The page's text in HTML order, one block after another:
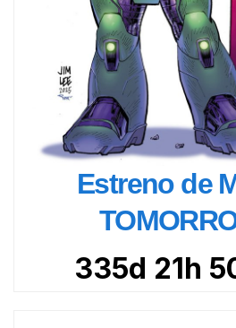
Estreno de
335d 21h